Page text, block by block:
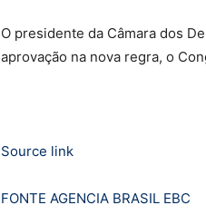
O presidente da Câmara dos
aprovação na nova regra, o
Source link
FONTE AGENCIA BRASIL EBC